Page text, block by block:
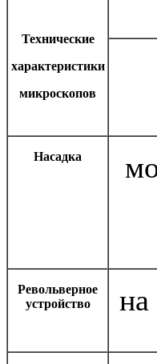
Технические
характеристики
микроскопов
Насадка
Револьверное
устройство
на